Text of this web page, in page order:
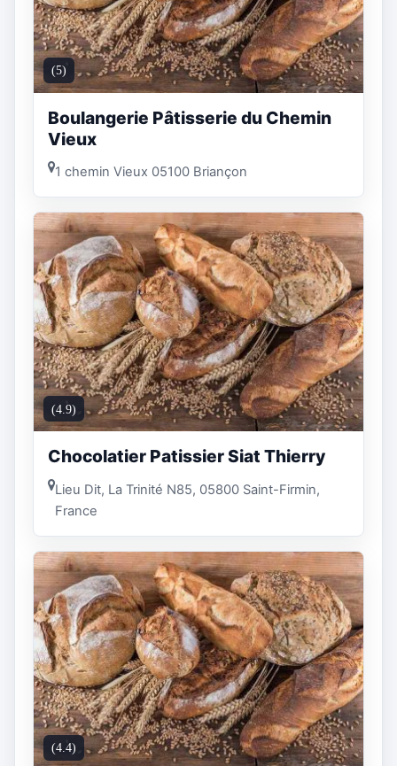
(5)
Boulangerie Pâtisserie du Chemin
Vieux
1 chemin Vieux 05100 Briançon
(4.9)
Chocolatier Patissier Siat Thierry
Lieu Dit, La Trinité N85, 05800 Saint-Firmin,
France
(4.4)